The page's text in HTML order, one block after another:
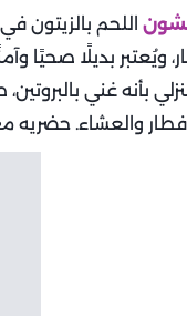
اللحم بالزيتون
ويُعتبر بديلًا
بأنه غني
والعشاء. حضريه